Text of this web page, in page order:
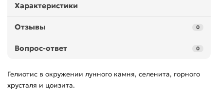
Характеристики
Отзывы 0
Вопрос-ответ 0
Гелиотис в окружении лунного камня, селенита, горного
хрусталя и цоизита.